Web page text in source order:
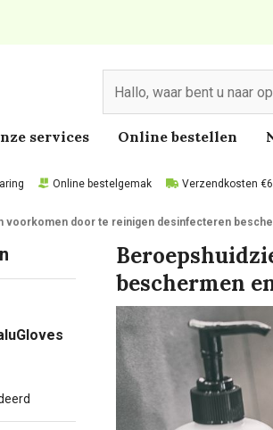
services Online bestellen
Online bestelgemak Verzendkosten
voorkomen door te reinigen desinfecteren
beschermen